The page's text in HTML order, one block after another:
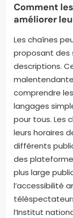
Comment
améliorer
Les chaînes
proposant
descriptions.
comprendre
langages
pour tous. Les
leurs horaires
différents
des
plus large
l’accessibilité
l’Institut